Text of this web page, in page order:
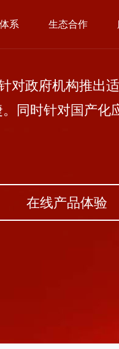
系 生态合作
政府机构推出适
同时针对国产化
在线产品体验